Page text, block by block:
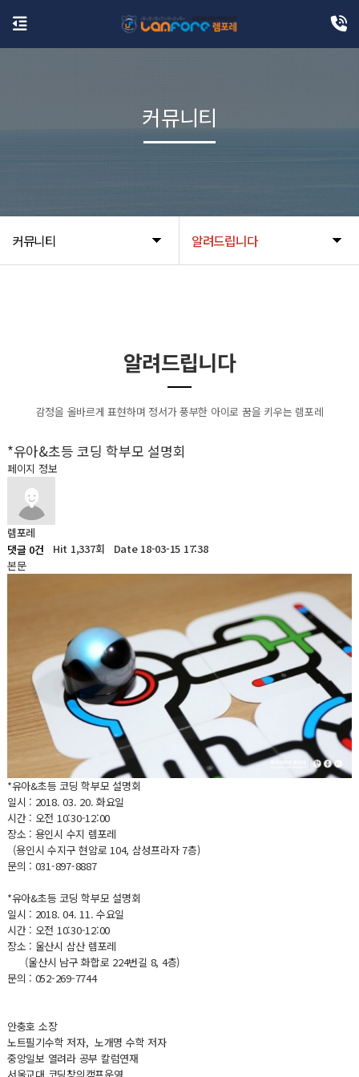
커뮤니티 알려드립니다
커뮤니티
알려드립니다
감정을 올바르게 표현하며 정서가 풍부한 아이로 꿈을 키우는 렘포레
*유아&초등 코딩 학부모 설명회
페이지 정보
렘포레
댓글 0건
Hit 1,337회
Date 18-03-15 17:38
본문
*유아&초등 코딩 학부모 설명회
일시 : 2018. 03. 20. 화요일
시간 : 오전 10:30-12:00
장소 : 용인시 수지 렘포레
(용인시 수지구 현암로 104, 삼성프라자 7층)
문의 : 031-897-8887
*유아&초등 코딩 학부모 설명회
일시 : 2018. 04. 11. 수요일
시간 : 오전 10:30-12:00
장소 : 울산시 삼산 렘포레
(울산시 남구 화합로 224번길 8, 4층)
문의 : 052-269-7744
안충호 소장
노트필기수학 저자, 노개명 수학 저자
중앙일보 열려라 공부 칼럼연재